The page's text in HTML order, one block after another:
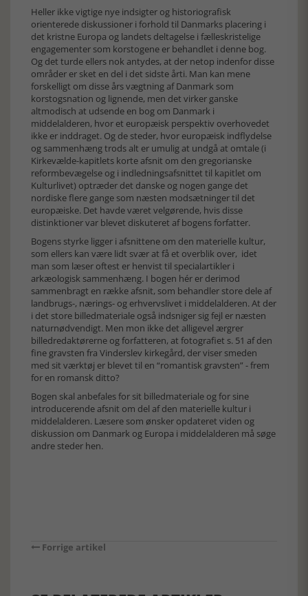
Heller ikke vigtige nye indsigter og historiografisk
orienterede diskussioner i forhold til Danmarks placering i
det kristne Europa og landets deltagelse i fælleskristelige
engagementer som korstogene er behandlet i denne bog.
Og det turde ellers nok antydes, at der netop indenfor disse
områder er sket en del i det sidste årti. Man kan mene
forskelligt om disse års vægtning af Danmark som
korstogsnation og lignende, men det virker ganske
altmodisch at udsende en bog om Danmark i
middelalderen, hvor et europæisk perspektiv overhovedet
ikke er inddraget. Og de steder, hvor europæisk indflydelse
og sammenhæng trods alt er umulig at undgå at omtale (i
Kirkevælde-kapitlets korte afsnit om den gregorianske
reformbevægelse og i indledningsafsnittet til kapitlet om
Kulturlivet) optræder det danske og nogen gange det
nordiske flere gange som næsten modsætninger til det
europæiske. Det havde været velgørende, hvis disse
distinktioner var blevet diskuteret af bogens forfatter.
Bogens styrke ligger i afsnittene om den materielle kultur,
som ellers kan være lidt svær at få et overblik over, idet
man som læser oftest er henvist til specialartikler i
arkæologisk sammenhæng. I bogen hér er derimod
sammenbragt en række afsnit, som behandler store dele af
landbrugs-, nærings- og erhvervslivet i middelalderen. At der
i det store billedmateriale også indsniger sig fejl er næsten
naturnødvendigt. Men mon ikke det alligevel ærgrer
billedredaktørerne og forfatteren, at fotografiet s. 51 af den
fine gravsten fra Vinderslev kirkegård, der viser smeden
med sit værktøj er blevet til en “romantisk gravsten” - frem
for en romansk ditto?
Bogen skal anbefales for sit billedmateriale og for sine
introducerende afsnit om del af den materielle kultur i
middelalderen. Læsere som ønsker opdateret viden og
diskussion om Danmark og Europa i middelalderen må søge
andre steder hen.
Forrige artikel